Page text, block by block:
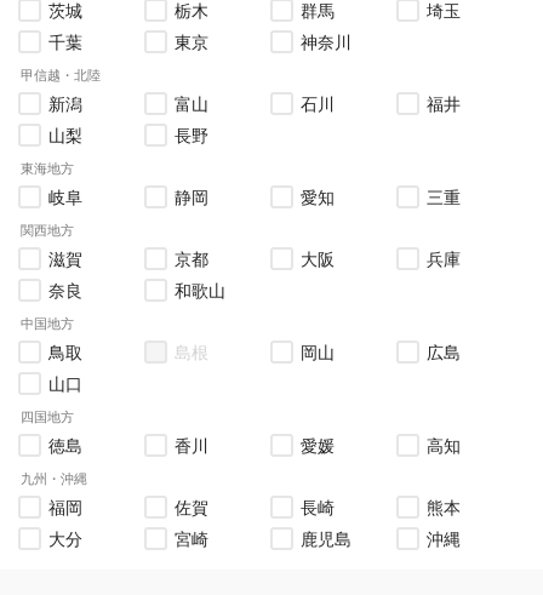
茨城 栃木 群馬
埼玉
千葉
東京 神奈川
甲信越・北陸
新潟 富山 石川
福井
山梨
長野
東海地方
岐阜 静岡 愛知 三重
関西地方
滋賀 京都 大阪
兵庫
奈良
和歌山
中国地方
鳥取 島根 岡山
広島
山口
四国地方
徳島 香川 愛媛 高知
九州・沖縄
福岡 佐賀 長崎
熊本
大分
宮崎 鹿児島 沖縄